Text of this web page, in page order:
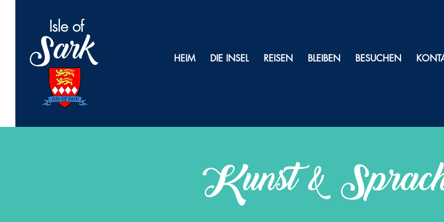
Isle of
Sark HEIM DIE INSEL REISEN BLEIBEN BESUCHEN
Kunst &